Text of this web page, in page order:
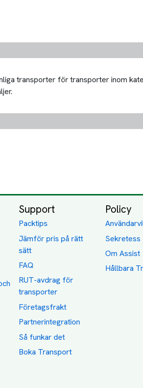
transporter för transporter inom
Support
Packtips
Jämför pris på rätt
sätt
FAQ
RUT-avdrag för
transporter
Företagsfrakt
Partnerintegration
Så funkar det
Boka Transport
Policy
Sekretess
Om Assist
Hållbara